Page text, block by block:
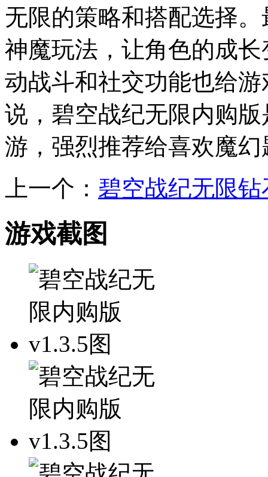
无限的策略和搭配选择
神魔玩法，让角色的成
动战斗和社交功能也给
说，碧空战纪无限内购
游，强烈推荐给喜欢魔
上一个： 碧空战纪无限钻
游戏截图